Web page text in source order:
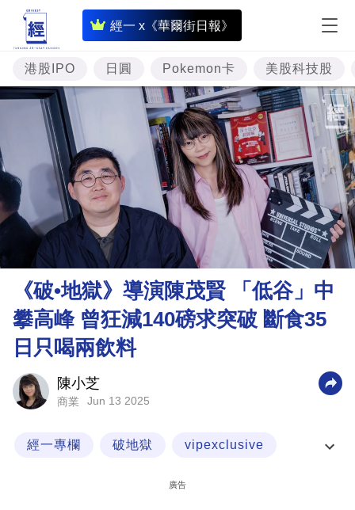
經一 x《華爾街日報》
即
時
財
經
投
資
樓
市
理
財
商
業
科
技
港股IPO 日圓 Pokemon卡 美股科技股
《破•地獄》導演陳茂賢 「低谷」中
攀高峰 曾狂減140磅求突破 斷食35
日只喝兩飲料
陳小芝
商業 Jun 13 2025
經一專欄 破地獄 vipexclusive
廣告